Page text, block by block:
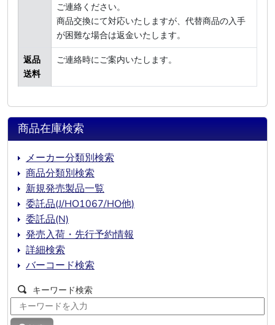
ご連絡ください。
商品交換にて対応いたしますが、代替商品の入手
が困難な場合は返金いたします。
返品
送料
ご連絡時にご案内いたします。
商品在庫検索
メーカー分類別検索
商品分類別検索
新規発売製品一覧
委託品(J/HO1067/HO他)
委託品(N)
発売入荷・先行予約情報
詳細検索
バーコード検索
キーワード検索